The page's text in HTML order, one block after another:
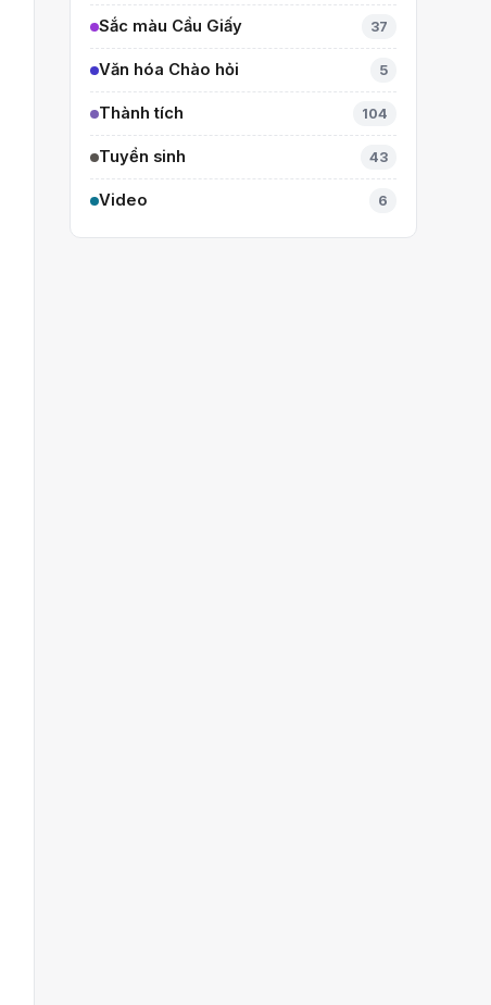
Sắc màu Cầu Giấy 37
Văn hóa Chào hỏi 5
Thành tích 104
Tuyển sinh 43
Video 6